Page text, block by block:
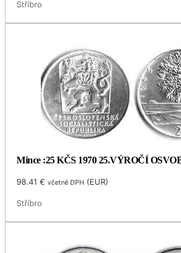
Stříbro
Mince :25 KČS 1970 25.VÝROČÍ
98.41€ včetně DPH (EUR)
Stříbro